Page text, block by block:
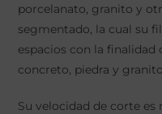
porcelanato, granito y
segmentado, la cual su
espacios con la finalidad
concreto, piedra y
Su velocidad de corte